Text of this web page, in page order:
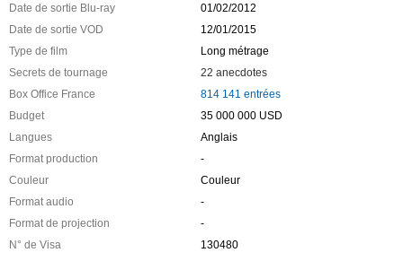
Date de sortie Blu-ray
01/02/2012
Date de sortie VOD
12/01/2015
Type de film
Long métrage
Secrets de tournage
22 anecdotes
Box Office France
814 141 entrées
Budget
35 000 000 USD
Langues
Anglais
Format production
-
Couleur
Couleur
Format audio
-
Format de projection
-
N° de Visa
130480